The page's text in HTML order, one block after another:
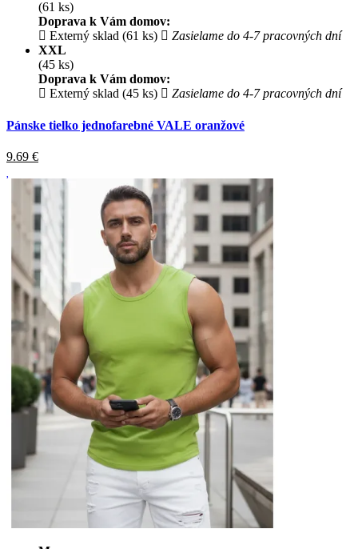
(61 ks)
Doprava k Vám domov:
Externý sklad (61 ks)
Zasielame do 4-7 pracovných dní
XXL
(45 ks)
Doprava k Vám domov:
Externý sklad (45 ks)
Zasielame do 4-7 pracovných dní
Pánske tielko jednofarebné VALE oranžové
9.69 €